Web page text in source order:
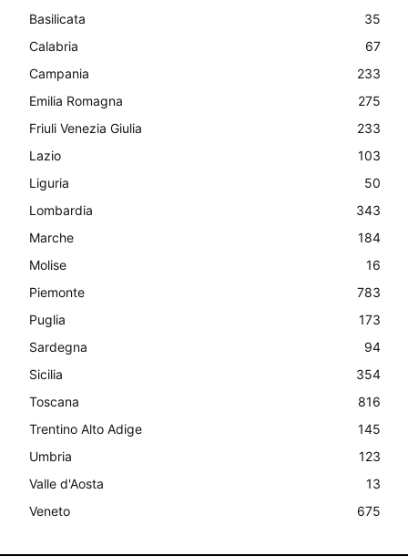
Basilicata
35
Calabria
67
Campania
233
Emilia Romagna
275
Friuli Venezia Giulia
233
Lazio
103
Liguria
50
Lombardia
343
Marche
184
Molise
16
Piemonte
783
Puglia
173
Sardegna
94
Sicilia
354
Toscana
816
Trentino Alto Adige
145
Umbria
123
Valle d'Aosta
13
Veneto
675